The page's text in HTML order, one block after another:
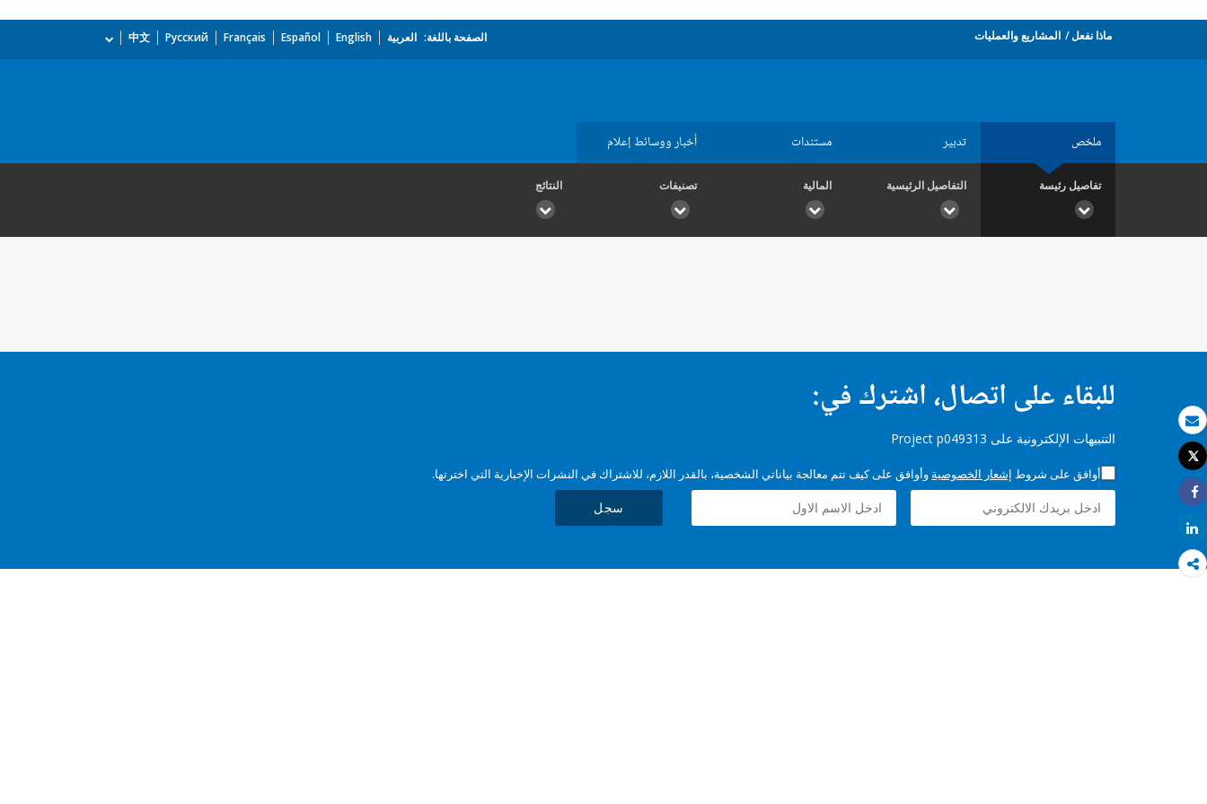
بريد الكتروني
طباعة
Tweet
Share
Share
ماذا نفعل المشاريع والعمليات الصفحة باللغة: العربية English
Español
Français
Русский
中文
ملخص تدبير مستندات أخبار ووسائط إعلام
تفاصيل رئيسة التفاصيل الرئيسية المالية تصنيفات النتائج
للبقاء على اتصال، اشترك في:
التنبيهات الإلكترونية على Project p049313
أوافق على شروط إشعار الخصوصية وأوافق على كيف تتم معالجة بياناتي الشخصية، بالقدر اللازم، للاشتراك في النشرات الإخبارية التي اخترتها.
سجل